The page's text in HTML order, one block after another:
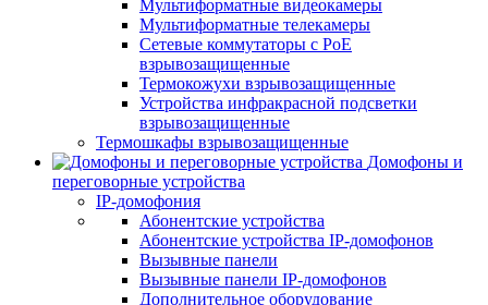
Мультиформатные видеокамеры
Мультиформатные телекамеры
Сетевые коммутаторы с РоЕ
взрывозащищенные
Термокожухи взрывозащищенные
Устройства инфракрасной подсветки
взрывозащищенные
Термошкафы взрывозащищенные
Домофоны и
переговорные устройства
IP-домофония
Абонентские устройства
Абонентские устройства IP-домофонов
Вызывные панели
Вызывные панели IP-домофонов
Дополнительное оборудование